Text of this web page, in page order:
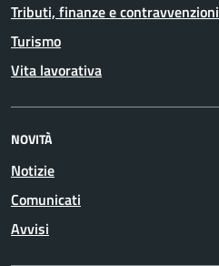
Tributi, finanze e contravvenzioni
Turismo
Vita lavorativa
NOVITÀ
Notizie
Comunicati
Avvisi